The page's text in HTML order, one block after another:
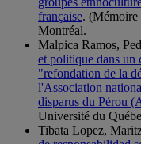
française. (Mémoire
Montréal.
Malpica Ramos,
et politique dans un
"refondation de la
l'Association
disparus du Pérou
Université du
Tibata Lopez,